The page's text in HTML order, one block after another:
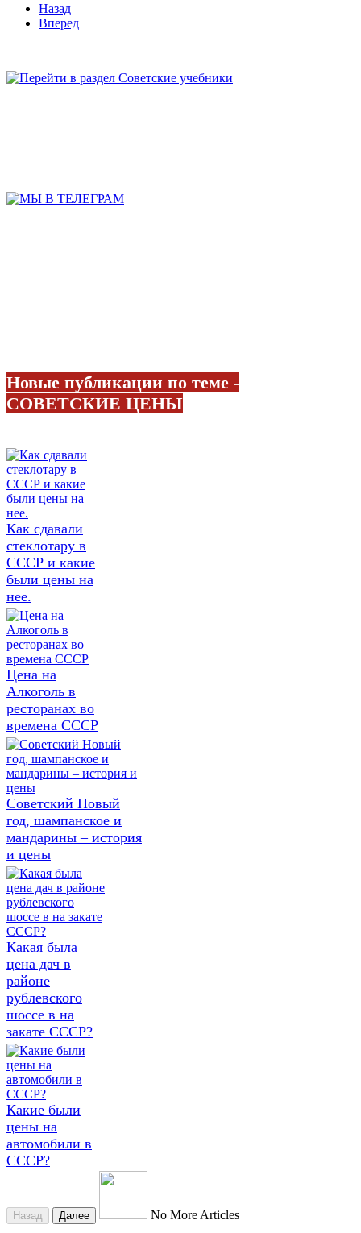
Назад
Вперед
Новые публикации по теме -
СОВЕТСКИЕ ЦЕНЫ
Как сдавали
стеклотару в
СССР и какие
были цены на
нее.
Цена на
Алкоголь в
ресторанах во
времена СССР
Советский Новый
год, шампанское и
мандарины – история
и цены
Какая была
цена дач в
районе
рублевского
шоссе в на
закате СССР?
Какие были
цены на
автомобили в
СССР?
Назад Далее No More Articles